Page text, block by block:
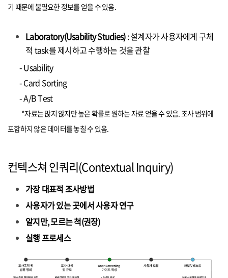
기 때문에 불필요한 정보를 얻을 수 있음.
Laboratory(Usability Studies): 설계자가 사용자에게 구체
적 task를 제시하고 수행하는 것을 관찰
- Usability
- Card Sorting
- A/B Test
*자료는 많지 않지만 높은 확률로 원하는 자료 얻을 수 있음. 조사 범위에
포함하지 않은 데이터를 놓칠 수 있음.
컨텍스쳐 인쿼리(Contextual Inquiry)
가장 대표적 조사방법
사용자가 있는 곳에서 사용자 연구
알지만, 모르는 척(권장)
실행 프로세스